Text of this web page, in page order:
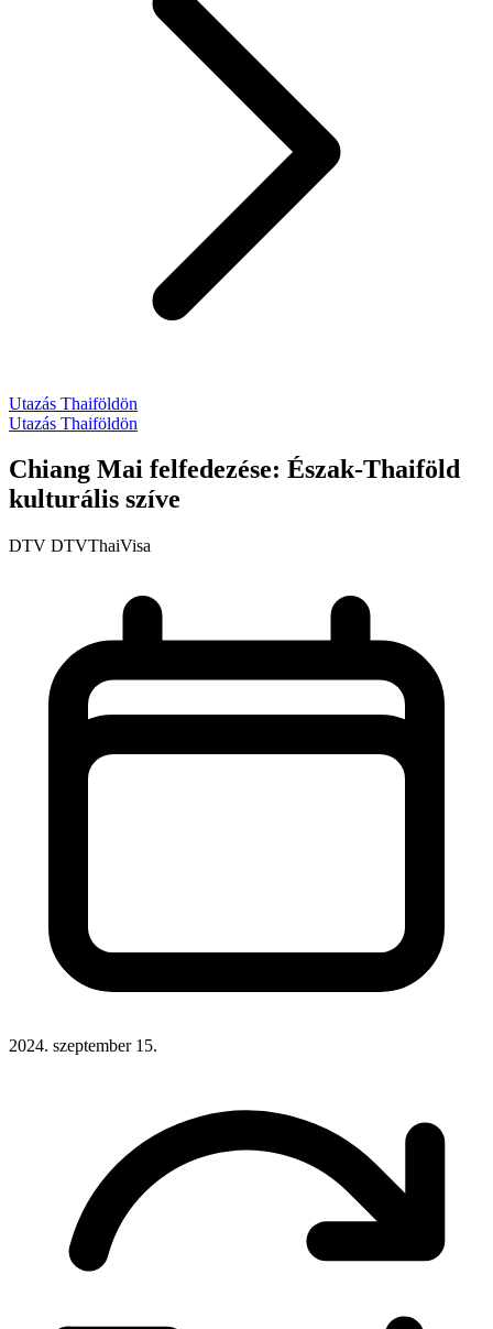
Utazás Thaiföldön
Utazás Thaiföldön
Chiang Mai felfedezése: Észak-Thaiföld
kulturális szíve
DTV DTVThaiVisa
2024. szeptember 15.